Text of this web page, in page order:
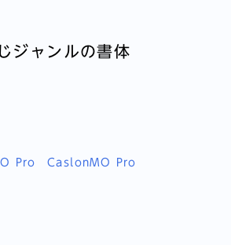
ジャンルの書体
Pro CaslonMO Pro